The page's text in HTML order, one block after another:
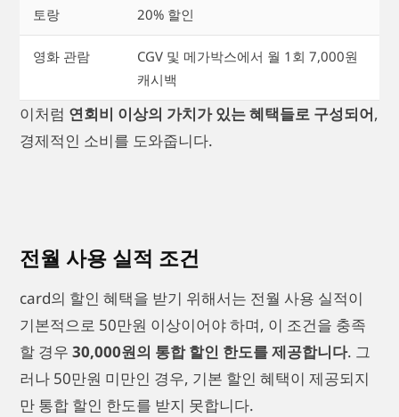
토랑 20% 할인
영화 관람
CGV 및 메가박스에서 월 1회 7,000원
캐시백
이처럼 연회비 이상의 가치가 있는 혜택들로 구성되어,
경제적인 소비를 도와줍니다.
전월 사용 실적 조건
card의 할인 혜택을 받기 위해서는 전월 사용 실적이
기본적으로 50만원 이상이어야 하며, 이 조건을 충족
할 경우 30,000원의 통합 할인 한도를 제공합니다. 그
러나 50만원 미만인 경우, 기본 할인 혜택이 제공되지
만 통합 할인 한도를 받지 못합니다.